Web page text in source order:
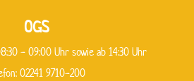
OGS
- 09:00 Uhr sowie ab 14:30 Uhr
02241 9710-200